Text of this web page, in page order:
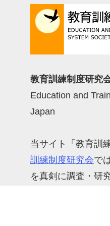
教育訓練制度研究
Education and
Japan
当サイト「教育訓
訓練制度研究会で
を真剣に調査・研